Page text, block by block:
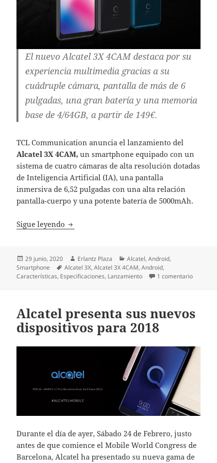
El nuevo Alcatel 3X 4CAM destaca por su
experiencia multimedia gracias a su
cuádruple cámara, pantalla de más de 6
pulgadas, una gran batería y una memoria
base de 4/64GB, a partir de 149€.
TCL Communication anuncia el lanzamiento del
Alcatel 3X 4CAM, un smartphone equipado con un
sistema de cuatro cámaras de alta resolución dotadas
de Inteligencia Artificial (IA), una pantalla
inmersiva de 6,52 pulgadas con una alta relación
pantalla-cuerpo y una potente batería de 5000mAh.
Sigue leyendo Alcatel 3X 4CAM: cuádruple cámara con
Publicado
el
29 junio, 2020 Autor
Erlantz Plaza Categorías
Alcatel,Android,
Smartphone
Etiquetas
Alcatel 3X,Alcatel 3X 4CAM,Android,
Características, Especificaciones, Lanzamiento 1 comentarioen
Alcatel presenta sus nuevos
dispositivos para 2018
Durante el día de ayer, Sábado 24 de Febrero, justo
antes de que comience el Mobile World Congress de
Barcelona, Alcatel ha presentado su nueva gama de